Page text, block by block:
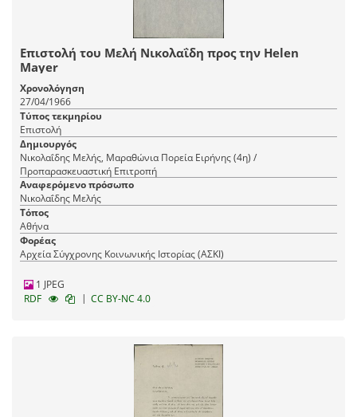
Επιστολή του Μελή Νικολαΐδη προς την Helen
Mayer
Χρονολόγηση
27/04/1966
Τύπος τεκμηρίου
Επιστολή
Δημιουργός
Νικολαΐδης Μελής, Μαραθώνια Πορεία Ειρήνης (4η) /
Προπαρασκευαστική Επιτροπή
Αναφερόμενο πρόσωπο
Νικολαΐδης Μελής
Τόπος
Αθήνα
Φορέας
Αρχεία Σύγχρονης Κοινωνικής Ιστορίας (ΑΣΚΙ)
1 JPEG
RDF
| CC BY-NC 4.0